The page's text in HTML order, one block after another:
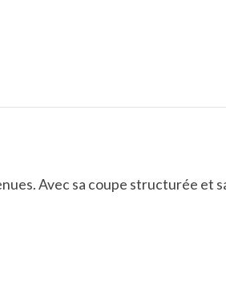
Avec sa coupe structurée et